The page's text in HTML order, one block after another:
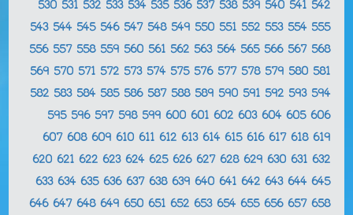
530 531 532 533 534 535 536 537 538 539 540 541 542
543 544 545 546 547 548 549 550 551 552 553 554 555
556 557 558 559 560 561 562 563 564 565 566 567 568
569 570 571 572 573 574 575 576 577 578 579 580 581
582 583 584 585 586 587 588 589 590 591 592 593 594
595 596 597 598 599 600 601 602 603 604 605 606
607 608 609 610 611 612 613 614 615 616 617 618 619
620 621 622 623 624 625 626 627 628 629 630 631 632
633 634 635 636 637 638 639 640 641 642 643 644 645
646 647 648 649 650 651 652 653 654 655 656 657 658